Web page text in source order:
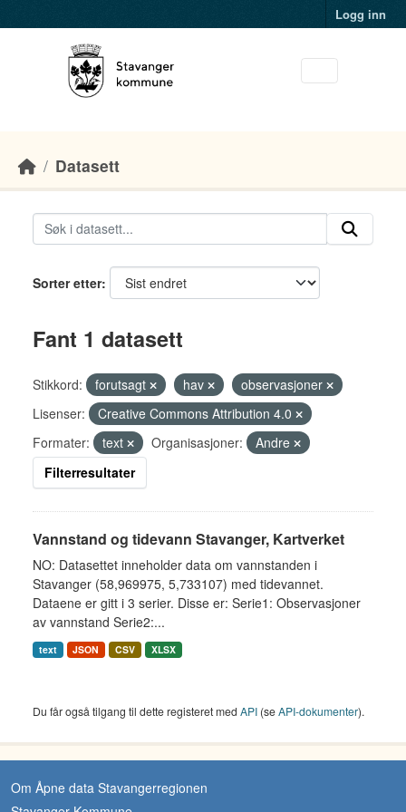
Logg inn
Datasett
Sorter etter
Fant 1 datasett
Stikkord: forutsagt hav
observasjoner
Lisenser:
Creative Commons Attribution 4.0
Formater:
text Organisasjoner:
Andre
Filterresultater
Vannstand og tidevann Stavanger, Kartverket
NO: Datasettet inneholder data om vannstanden i
Stavanger (58,969975, 5,733107) med tidevannet.
Dataene er gitt i 3 serier. Disse er: Serie1: Observasjoner
av vannstand Serie2:...
text JSON CSV XLSX
Du får også tilgang til dette registeret med API (seAPI-dokumenter).
Om Åpne data Stavangerregionen